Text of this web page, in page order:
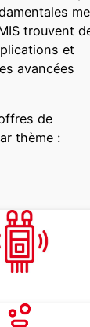
trouvent
et
avancées
de
thème :